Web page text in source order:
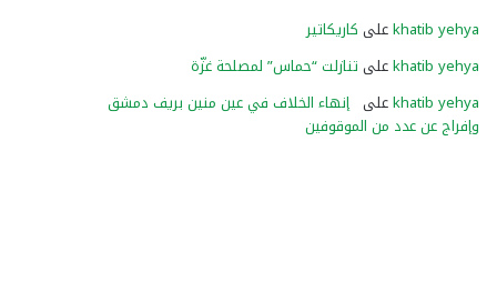
khatib yehyaعلى كاريكاتير
khatib yehyaعلى تنازلت “حماس” لمصلحة غزّة
khatib yehyaعلى إنهاء الخلاف في عين منين بريف دمشق
وإفراج عن عدد من الموقوفين